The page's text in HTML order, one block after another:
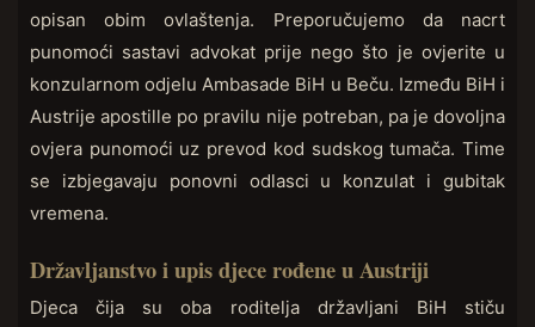
opisan obim ovlaštenja. Preporučujemo da nacrt
punomoći sastavi advokat prije nego što je ovjerite u
konzularnom odjelu Ambasade BiH u Beču. Između BiH i
Austrije apostille po pravilu nije potreban, pa je dovoljna
ovjera punomoći uz prevod kod sudskog tumača. Time
se izbjegavaju ponovni odlasci u konzulat i gubitak
vremena.
Državljanstvo i upis djece rođene u Austriji
Djeca čija su oba roditelja državljani BiH stiču